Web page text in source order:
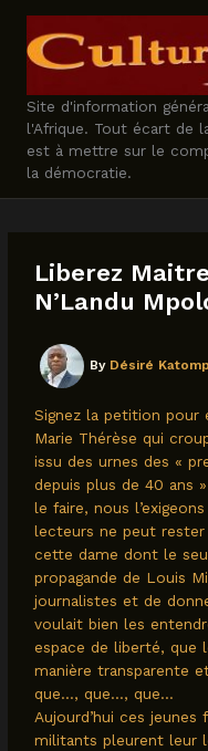
content
Site d'information
l'Afrique. Tout écart de
est à mettre sur le
la démocratie.
Liberez
N’Landu
By Désiré
Signez la petition pour
Marie Thérèse qui
issu des urnes des «
depuis plus de 40 ans
le faire, nous
lecteurs ne peut rester
cette dame dont le
propagande de Louis
journalistes et de
voulait bien les
espace de liberté, que
manière transparente
que…, que…, que…
Aujourd’hui ces
militants pleurent leur